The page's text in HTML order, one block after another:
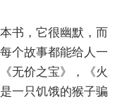
书，它很幽默，而
个故事都能给人一
无价之宝》，《火
一只饥饿的猴子骗